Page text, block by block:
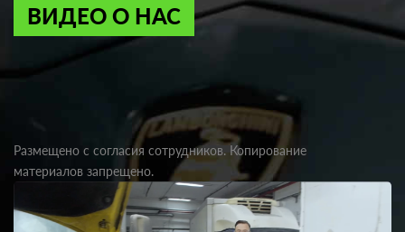
ВИДЕО О НАС
Размещено с согласия сотрудников. Копирование
материалов запрещено.